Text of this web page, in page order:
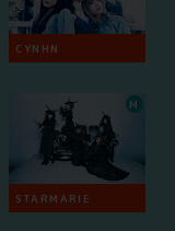
CYNHN
STARMARIE
M